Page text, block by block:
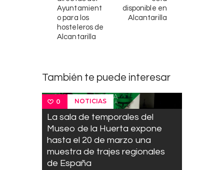
Ayuntamient
o para los
hosteleros de
Alcantarilla
disponible en
Alcantarilla
También te puede interesar
0 NOTICIAS
La sala de temporales del
Museo de la Huerta expone
hasta el 20 de marzo una
muestra de trajes regionales
de España